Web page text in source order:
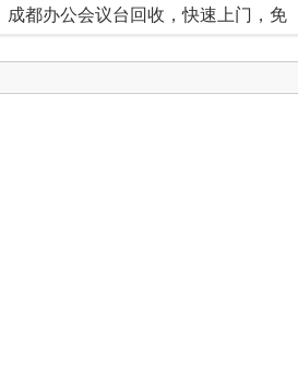
成都办公会议台回收，快速上门，免